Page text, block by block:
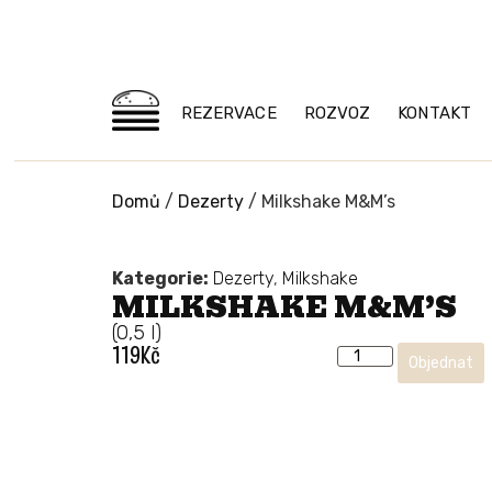
REZERVACE ROZVOZ KONTAKT
Domů / Dezerty / Milkshake M&M’s
Kategorie: Dezerty, Milkshake
MILKSHAKE M&M’S
(0,5 l)
119Kč Objednat